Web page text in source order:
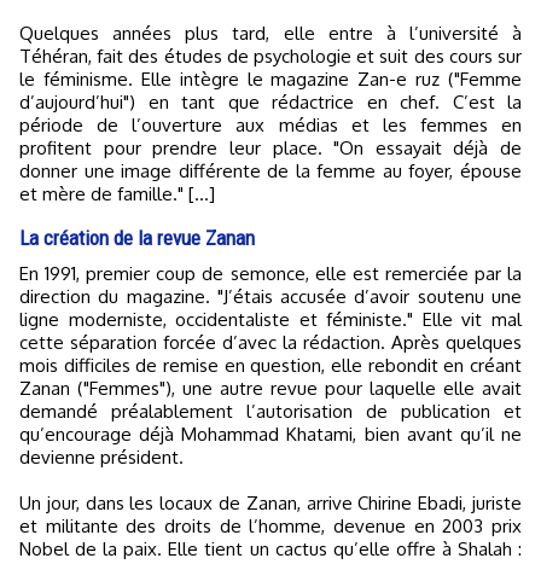
Quelques années plus tard, elle entre à l’université à
Téhéran, fait des études de psychologie et suit des cours sur
le féminisme. Elle intègre le magazine Zan-e ruz ("Femme
d’aujourd’hui") en tant que rédactrice en chef. C’est la
période de l’ouverture aux médias et les femmes en
profitent pour prendre leur place. "On essayait déjà de
donner une image différente de la femme au foyer, épouse
et mère de famille." [...]
La création de la revue Zanan
En 1991, premier coup de semonce, elle est remerciée par la
direction du magazine. "J’étais accusée d’avoir soutenu une
ligne moderniste, occidentaliste et féministe." Elle vit mal
cette séparation forcée d’avec la rédaction. Après quelques
mois difficiles de remise en question, elle rebondit en créant
Zanan ("Femmes"), une autre revue pour laquelle elle avait
demandé préalablement l’autorisation de publication et
qu’encourage déjà Mohammad Khatami, bien avant qu’il ne
devienne président.
Un jour, dans les locaux de Zanan, arrive Chirine Ebadi, juriste
et militante des droits de l’homme, devenue en 2003 prix
Nobel de la paix. Elle tient un cactus qu’elle offre à Shalah :